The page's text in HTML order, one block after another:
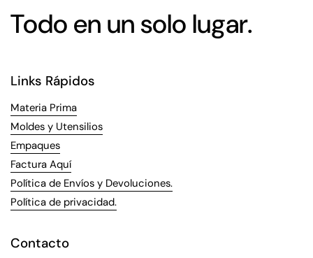
Todo en un solo lugar.
Links Rápidos
Materia Prima
Moldes y Utensilios
Empaques
Factura Aquí
Política de Envíos y Devoluciones.
Política de privacidad.
Contacto